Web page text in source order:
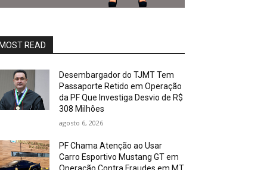
READ
Desembargador do TJMT Tem
Passaporte Retido em Operação
da PF Que Investiga Desvio de R$
308 Milhões
agosto 6, 2026
PF Chama Atenção ao Usar
Carro Esportivo Mustang GT em